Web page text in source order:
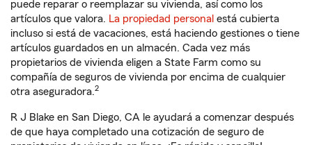
puede reparar o reemplazar su vivienda, así como los
artículos que valora. La propiedad personal está cubierta
incluso si está de vacaciones, está haciendo gestiones o tiene
artículos guardados en un almacén. Cada vez más
propietarios de vivienda eligen a State Farm como su
compañía de seguros de vivienda por encima de cualquier
otra aseguradora.2
R J Blake en San Diego, CA le ayudará a comenzar después
de que haya completado una cotización de seguro de